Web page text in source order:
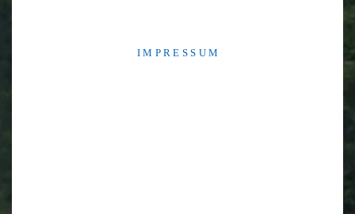
I M P R E S S U M